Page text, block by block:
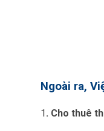
Ngoài ra,
1. Cho thuê